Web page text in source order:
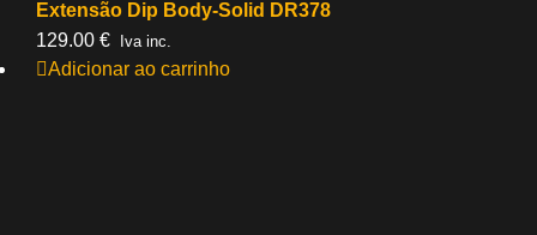
Extensão Dip Body-Solid DR378
129.00 € Iva inc.
Adicionar ao carrinho